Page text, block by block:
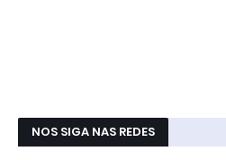
NOS SIGA NAS REDES